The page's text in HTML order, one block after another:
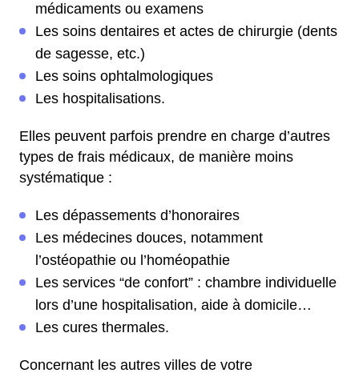
médicaments ou examens
Les soins dentaires et actes de chirurgie (dents
de sagesse, etc.)
Les soins ophtalmologiques
Les hospitalisations.
Elles peuvent parfois prendre en charge d’autres
types de frais médicaux, de manière moins
systématique :
Les dépassements d’honoraires
Les médecines douces, notamment
l’ostéopathie ou l’homéopathie
Les services “de confort” : chambre individuelle
lors d’une hospitalisation, aide à domicile…
Les cures thermales.
Concernant les autres villes de votre